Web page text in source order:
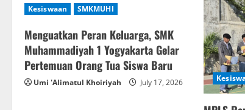
a
v
i
g
Kesiswaan SMKMUHI
Menguatkan Peran Keluarga, SMK
Muhammadiyah 1 Yogyakarta Gelar
Pertemuan Orang Tua Siswa Baru
Umi 'Alimatul Khoiriyah July 17, 2026